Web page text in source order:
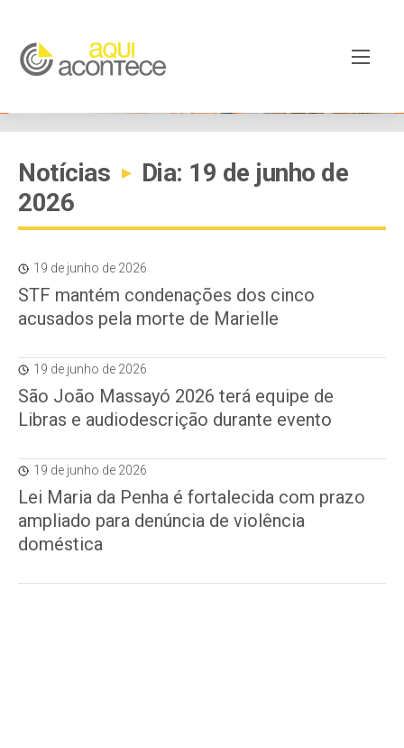
Notícias ▸
Dia: 19 de junho de
2026
19 de junho de 2026
STF mantém condenações dos cinco
acusados pela morte de Marielle
19 de junho de 2026
São João Massayó 2026 terá equipe de
Libras e audiodescrição durante evento
19 de junho de 2026
Lei Maria da Penha é fortalecida com prazo
ampliado para denúncia de violência
doméstica